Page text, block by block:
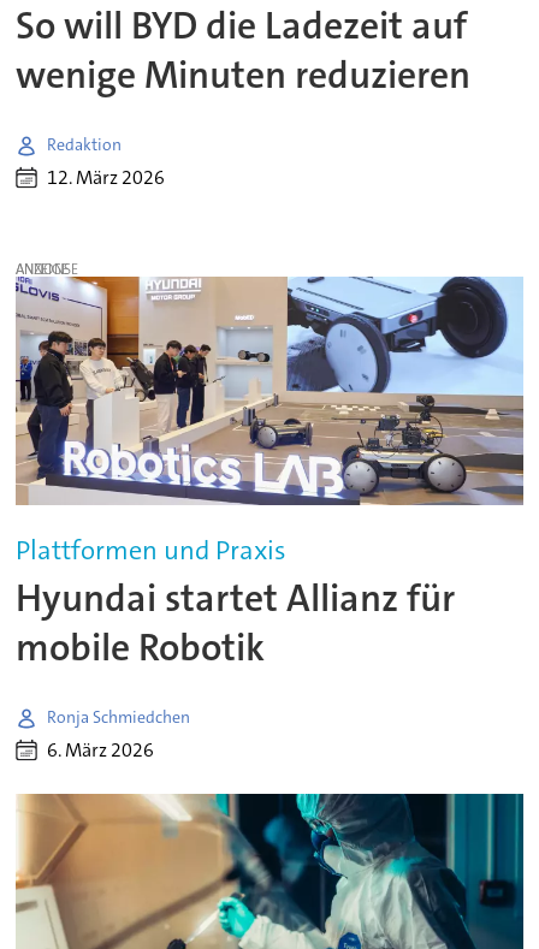
So will BYD die Ladezeit auf
wenige Minuten reduzieren
Redaktion
12. März 2026
ANZEIGE
Plattformen und Praxis
Hyundai startet Allianz für
mobile Robotik
Ronja Schmiedchen
6. März 2026